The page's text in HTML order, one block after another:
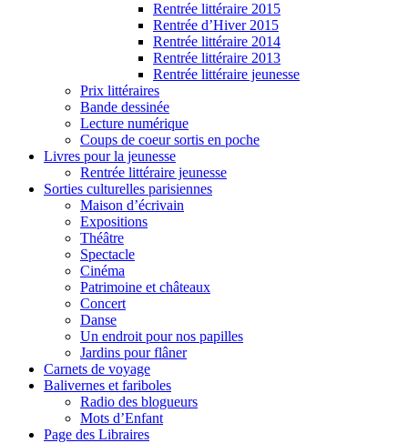
Rentrée littéraire 2015
Rentrée d’Hiver 2015
Rentrée littéraire 2014
Rentrée littéraire 2013
Rentrée littéraire jeunesse
Prix littéraires
Bande dessinée
Lecture numérique
Coups de coeur sortis en poche
Livres pour la jeunesse
Rentrée littéraire jeunesse
Sorties culturelles parisiennes
Maison d’écrivain
Expositions
Théâtre
Spectacle
Cinéma
Patrimoine et châteaux
Concert
Danse
Un endroit pour nos papilles
Jardins pour flâner
Carnets de voyage
Balivernes et fariboles
Radio des blogueurs
Mots d’Enfant
Page des Libraires